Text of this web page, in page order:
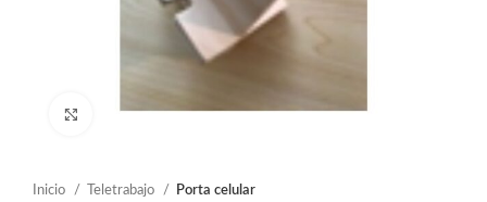
Click to enlarge
Inicio Teletrabajo Porta celular